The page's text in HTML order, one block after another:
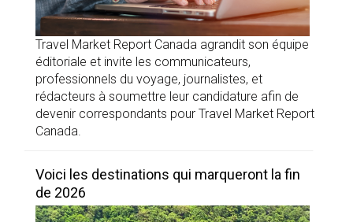
Travel Market Report Canada agrandit son équipe
éditoriale et invite les communicateurs,
professionnels du voyage, journalistes, et
rédacteurs à soumettre leur candidature afin de
devenir correspondants pour Travel Market Report
Canada.
Voici les destinations qui marqueront la fin
de 2026